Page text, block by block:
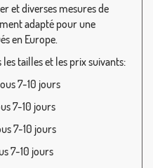
et diverses mesures de
adapté pour une
en Europe.
tailles et les prix suivants:
7-10 jours
7-10 jours
7-10 jours
7-10 jours